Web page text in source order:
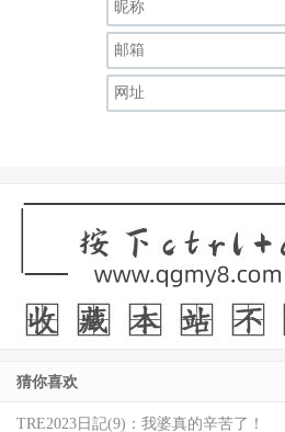
猜你喜欢
TRE2023日記(9)：我婆真的辛苦了！